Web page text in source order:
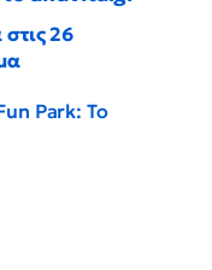
26
Park: Το